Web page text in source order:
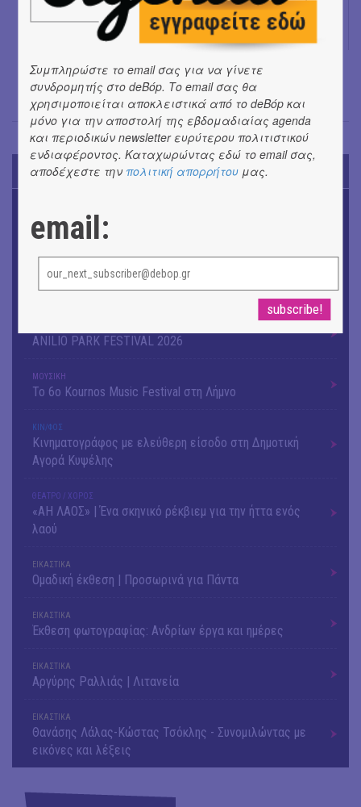
TODAY'S EVENTS
4ο Pig Floyd – The Dark Side of the Γρουν | Οι Pink
Floyd συναντούν… τη γουρνοπούλα
ΜΟΥΣΙΚΗ
16o Samos Young Artists Festival
ANILIO PARK FESTIVAL 2026
ΜΟΥΣΙΚΗ
Το 6ο Kournos Music Festival στη Λήμνο
ΚΙΝ/ΦΟΣ
Κινηματογράφος με ελεύθερη είσοδο στη Δημοτική
Αγορά Κυψέλης
ΘΕΑΤΡΟ / ΧΟΡΟΣ
«ΑΗ ΛΑΟΣ» | Ένα σκηνικό ρέκβιεμ για την ήττα ενός
λαού
ΕΙΚΑΣΤΙΚΑ
Ομαδική έκθεση | Προσωρινά για Πάντα
ΕΙΚΑΣΤΙΚΑ
Έκθεση φωτογραφίας: Ανδρίων έργα και ημέρες
ΕΙΚΑΣΤΙΚΑ
Αργύρης Ραλλιάς | Λιτανεία
ΕΙΚΑΣΤΙΚΑ
Θανάσης Λάλας-Κώστας Τσόκλης - Συνομιλώντας με
εικόνες και λέξεις
Συμπληρώστε το email σας για να γίνετε
συνδρομητής στο deBόp. Το email σας θα
χρησιμοποιείται αποκλειστικά από το deBόp και
μόνο για την αποστολή της εβδομαδιαίας agenda
και περιοδικών newsletter ευρύτερου πολιτιστικού
ενδιαφέροντος. Καταχωρώντας εδώ το email σας,
αποδέχεστε την πολιτική απορρήτου μας.
email: